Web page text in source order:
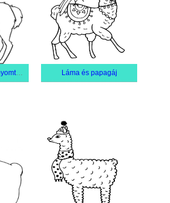
Llama ingyenesen nyomtatható Láma és papagáj